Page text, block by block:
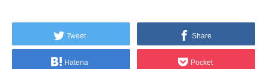
Tweet Share
Hatena Pocket